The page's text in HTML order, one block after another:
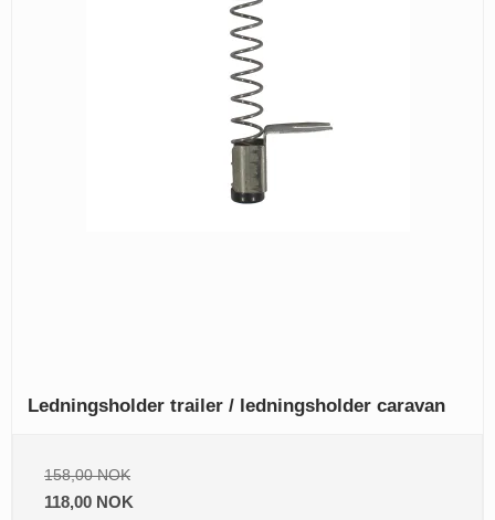
Ledningsholder trailer / ledningsholder caravan
158,00 NOK
118,00 NOK